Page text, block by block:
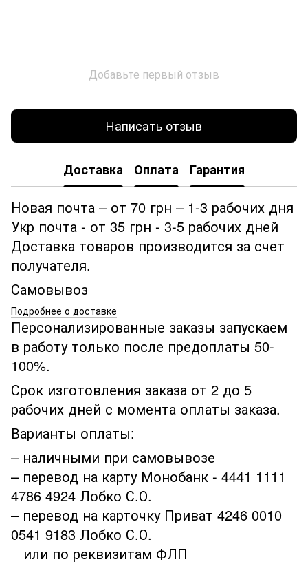
Добавьте первый отзыв
Написать отзыв
Доставка Оплата Гарантия
Новая почта – от 70 грн – 1-3 рабочих дня
Укр почта - от 35 грн - 3-5 рабочих дней
Доставка товаров производится за счет
получателя.
Самовывоз
Подробнее о доставке
Персонализированные заказы запускаем
в работу только после предоплаты 50-
100%.
Срок изготовления заказа от 2 до 5
рабочих дней с момента оплаты заказа.
Варианты оплаты:
– наличными при самовывозе
– перевод на карту Монобанк - 4441 1111
4786 4924 Лобко С.О.
– перевод на карточку Приват 4246 0010
0541 9183 Лобко С.О.
или по реквизитам ФЛП